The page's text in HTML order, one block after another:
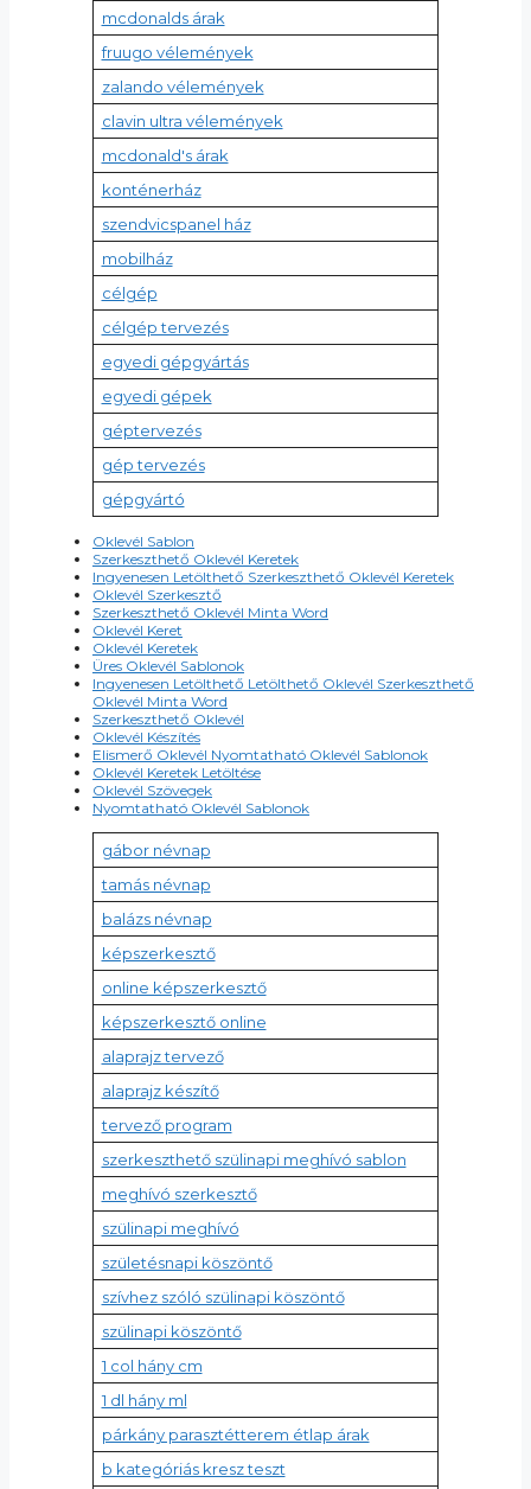
mcdonalds árak
fruugo vélemények
zalando vélemények
clavin ultra vélemények
mcdonald's árak
konténerház
szendvicspanel ház
mobilház
célgép
célgép tervezés
egyedi gépgyártás
egyedi gépek
géptervezés
gép tervezés
gépgyártó
Oklevél Sablon
Szerkeszthető Oklevél Keretek
Ingyenesen Letölthető Szerkeszthető Oklevél Keretek
Oklevél Szerkesztő
Szerkeszthető Oklevél Minta Word
Oklevél Keret
Oklevél Keretek
Üres Oklevél Sablonok
Ingyenesen Letölthető Letölthető Oklevél Szerkeszthető
Oklevél Minta Word
Szerkeszthető Oklevél
Oklevél Készítés
Elismerő Oklevél Nyomtatható Oklevél Sablonok
Oklevél Keretek Letöltése
Oklevél Szövegek
Nyomtatható Oklevél Sablonok
gábor névnap
tamás névnap
balázs névnap
képszerkesztő
online képszerkesztő
képszerkesztő online
alaprajz tervező
alaprajz készítő
tervező program
szerkeszthető szülinapi meghívó sablon
meghívó szerkesztő
szülinapi meghívó
születésnapi köszöntő
szívhez szóló szülinapi köszöntő
szülinapi köszöntő
1 col hány cm
1 dl hány ml
párkány parasztétterem étlap árak
b kategóriás kresz teszt